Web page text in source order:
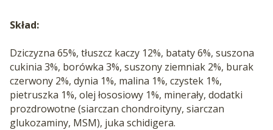
Skład:
Dziczyzna 65%, tłuszcz kaczy 12%, bataty 6%, suszona
cukinia 3%, borówka 3%, suszony ziemniak 2%, burak
czerwony 2%, dynia 1%, malina 1%, czystek 1%,
pietruszka 1%, olej łososiowy 1%, minerały, dodatki
prozdrowotne (siarczan chondroityny, siarczan
glukozaminy, MSM), juka schidigera.